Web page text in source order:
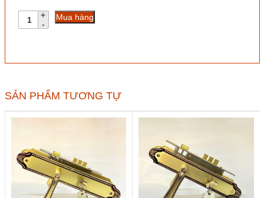
Bộ
khóa
dài
160
Mua hàng
SẢN PHẨM TƯƠNG TỰ